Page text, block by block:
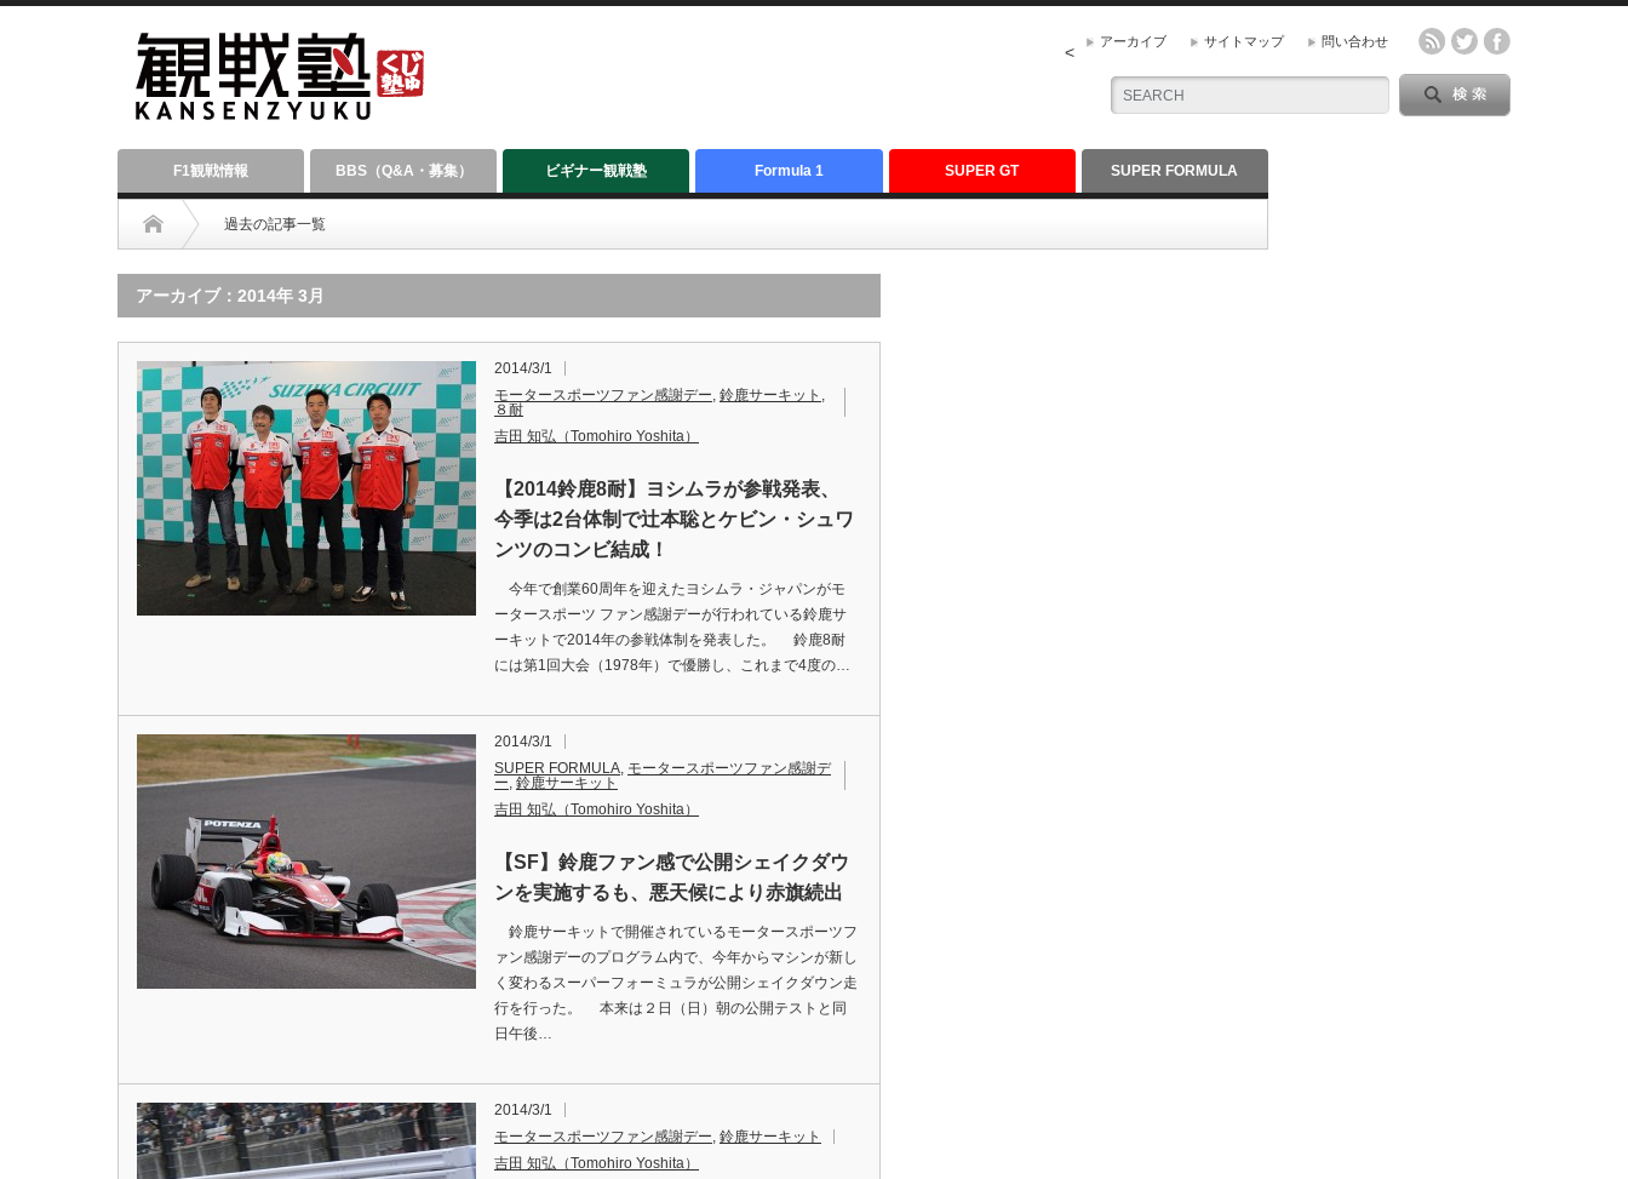
アーカイブ サイトマップ 問い合わせ
<
F1観戦情報 BBS（Q&A・募集） ビギナー観戦塾 Formula 1 SUPER GT SUPER FORMULA
過去の記事一覧
アーカイブ：2014年 3月
2014/3/1
モータースポーツファン感謝デー, 鈴鹿サーキット ,
８耐
吉田 知弘（Tomohiro Yoshita）
【2014鈴鹿8耐】ヨシムラが参戦発表、
今季は2台体制で辻本聡とケビン・シュワ
ンツのコンビ結成！
今年で創業60周年を迎えたヨシムラ・ジャパンがモ
ータースポーツ ファン感謝デーが行われている鈴鹿サ
ーキットで2014年の参戦体制を発表した。 鈴鹿8耐
には第1回大会（1978年）で優勝し、これまで4度の…
2014/3/1
SUPER FORMULA, モータースポーツファン感謝デ
ー, 鈴鹿サーキット
吉田 知弘（Tomohiro Yoshita）
【SF】鈴鹿ファン感で公開シェイクダウ
ンを実施するも、悪天候により赤旗続出
鈴鹿サーキットで開催されているモータースポーツフ
ァン感謝デーのプログラム内で、今年からマシンが新し
く変わるスーパーフォーミュラが公開シェイクダウン走
行を行った。 本来は２日（日）朝の公開テストと同
日午後…
2014/3/1
モータースポーツファン感謝デー, 鈴鹿サーキット
吉田 知弘（Tomohiro Yoshita）